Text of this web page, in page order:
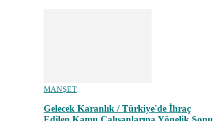
MANŞET
Gelecek Karanlık / Türkiye'de İhraç